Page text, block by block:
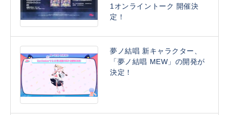
1オンライントーク 開催決
定！
夢ノ結唱 新キャラクター、
「夢ノ結唱 MEW」の開発が
決定！